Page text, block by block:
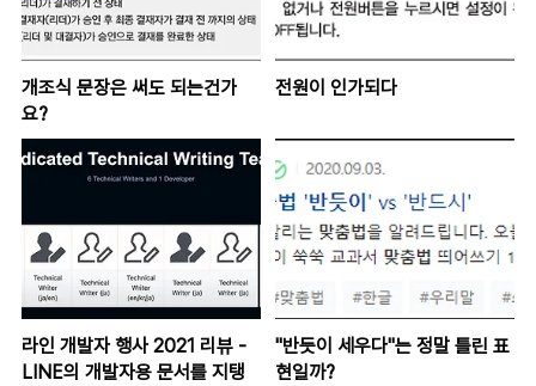
개조식 문장은 써도 되는건가
요?
전원이 인가되다
라인 개발자 행사 2021 리뷰 -
LINE의 개발자용 문서를 지탱
"반듯이 세우다"는 정말 틀린 표
현일까?